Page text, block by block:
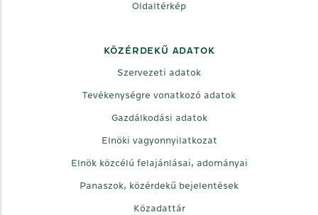
Oldaltérkép
KÖZÉRDEKŰ ADATOK
Szervezeti adatok
Tevékenységre vonatkozó adatok
Gazdálkodási adatok
Elnöki vagyonnyilatkozat
Elnök közcélú felajánlásai, adományai
Panaszok, közérdekű bejelentések
Közadattár